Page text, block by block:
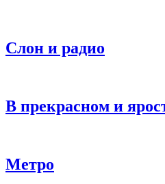
Слон и радио
В прекрасном и
Метро